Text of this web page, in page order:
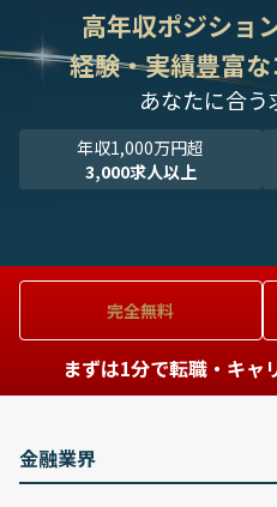
高年収ポジショ
経験・実績豊富
あなたに合
年収1,000万円超
3,000求人以上
完全無料
まずは1分で転職・キャ
金融業界